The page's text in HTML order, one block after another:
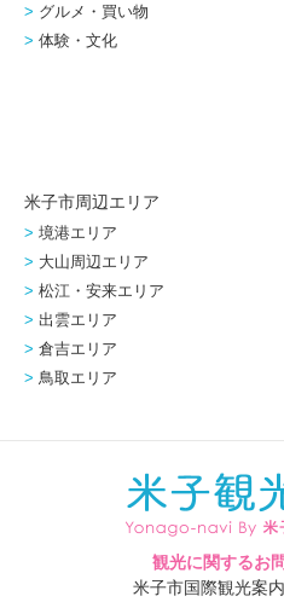
グルメ・買い物
体験・文化
米子市周辺エリア
境港エリア
大山周辺エリア
松江・安来エリア
出雲エリア
倉吉エリア
鳥取エリア
観光に関するお
米子市国際観光案